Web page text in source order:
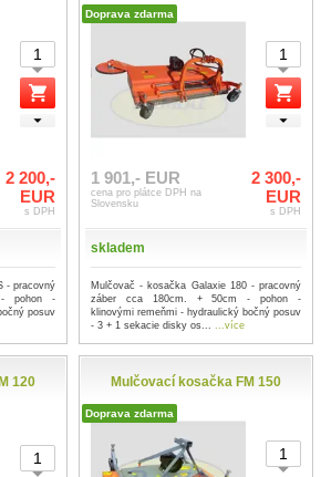
2 200,-
EUR
s DPH
- pracovný
pohon -
posuv
Doprava zdarma
1 901,- EUR
cena pro plátce DPH na
Slovensku
2 300,-
EUR
s DPH
skladem
Mulčovač - kosačka Galaxie 180 - pracovný
záber cca 180cm. + 50cm - pohon -
klinovými remeňmi - hydraulický bočný posuv
- 3 + 1 sekacie disky os... ...více
120 Mulčovací kosačka FM 150
Doprava zdarma